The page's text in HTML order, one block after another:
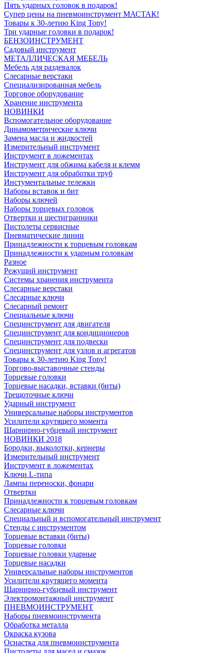
Пять ударных головок в подарок!
Супер цены на пневмоинструмент МАСТАК!
Товары к 30-летию King Tony!
Три ударные головки в подарок!
БЕНЗОИНСТРУМЕНТ
Садовый инструмент
МЕТАЛЛИЧЕСКАЯ МЕБЕЛЬ
Мебель для раздевалок
Слесарные верстаки
Специализированная мебель
Торговое оборудование
Хранение инструмента
НОВИНКИ
Вспомогательное оборудование
Динамометрические ключи
Замена масла и жидкостей
Измерительный инструмент
Инструмент в ложементах
Инструмент для обжима кабеля и клемм
Инструмент для обработки труб
Инстументальные тележки
Наборы вставок и бит
Наборы ключей
Наборы торцевых головок
Отвертки и шестигранники
Пистолеты сервисные
Пневматические линии
Принадлежности к торцевым головкам
Принадлежности к ударным головкам
Разное
Режущий инструмент
Системы хранения инструмента
Слесарные верстаки
Слесарные ключи
Слесарный ремонт
Специальные ключи
Специнструмент для двигателя
Специнструмент для кондиционеров
Специнструмент для подвески
Специнструмент для узлов и агрегатов
Товары к 30-летию King Tony!
Торгово-выставочные стенды
Торцевые головки
Торцевые насадки, вставки (биты)
Трещоточные ключи
Ударный инструмент
Универсальные наборы инструментов
Усилители крутящего момента
Шарнирно-губцевый инструмент
НОВИНКИ 2018
Бородки, выколотки, кернеры
Измерительный инструмент
Инструмент в ложементах
Ключи L-типа
Лампы переноски, фонари
Отвертки
Принадлежности к торцевым головкам
Слесарные ключи
Специальный и вспомогательный инструмент
Стенды с инструментом
Торцевые вставки (биты)
Торцевые головки
Торцевые головки ударные
Торцевые насадки
Универсальные наборы инструментов
Усилители крутящего момента
Шарнирно-губцевый инструмент
Электромонтажный инструмент
ПНЕВМОИНСТРУМЕНТ
Наборы пневмоинструмента
Обработка металла
Окраска кузова
Оснастка для пневмоинструмента
Пистолеты для масел и смазок